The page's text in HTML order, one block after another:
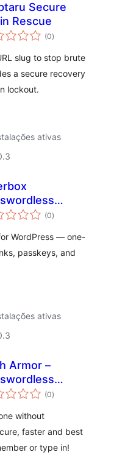
Secure
Rescue
(0avaliações
totais
)
slug to stop brute
a secure recovery
lockout.
ativas
(0avaliações
totais
)
WordPress — one-
passkeys, and
ativas
Armor –
(0avaliações
totais
)
without
faster and best
or type in!